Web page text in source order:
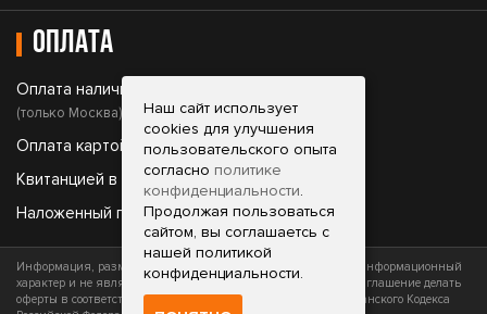
Оплата
Оплата наличными;
(только Москва)
Оплата картой;
Квитанцией в банке;
Наложенный платеж.
Информация, размещенная на сайте, носит исключительно информационный
характер и не является офертой (публичной офертой) или приглашение делать
оферты в соответствии со статьями 435 и 437 (часть 2) Гражданского Кодекса
Наш сайт использует
cookies для улучшения
пользовательского опыта
согласно политике
конфиденциальности.
Продолжая пользоваться
сайтом, вы соглашаетсь с
нашей политикой
конфиденциальности.